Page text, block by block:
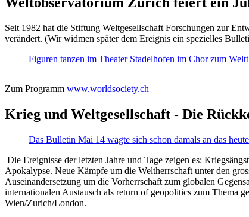
Seit 1982 hat die Stiftung Weltgesellschaft Forschungen zur
verändert. (Wir widmen später dem Ereignis ein spezielles
Figuren tanzen im Theater Stadelhofen im Chor zum
Zum Programm www.worldsociety.ch
Krieg und Weltgesellschaft - Die
Das Bulletin Mai 14 wagte sich schon damals an das
Die Ereignisse der letzten Jahre und Tage zeigen es:
Apokalypse. Neue Kämpfe um die Weltherrschaft unter den
Auseinandersetzung um die Vorherrschaft zum globalen
internationalen Austausch als return of geopolitics zum Thema
Wien/Zurich/London.